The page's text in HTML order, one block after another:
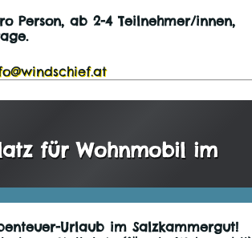
Person, ab 2-4 Teilnehmer/innen,
für Wohnmobil im
Urlaub im Salzkammergut!